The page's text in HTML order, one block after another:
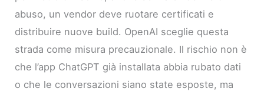
abuso, un vendor deve ruotare certificati e
distribuire nuove build. OpenAI sceglie questa
strada come misura precauzionale. Il rischio non è
che l’app ChatGPT già installata abbia rubato dati
o che le conversazioni siano state esposte, ma